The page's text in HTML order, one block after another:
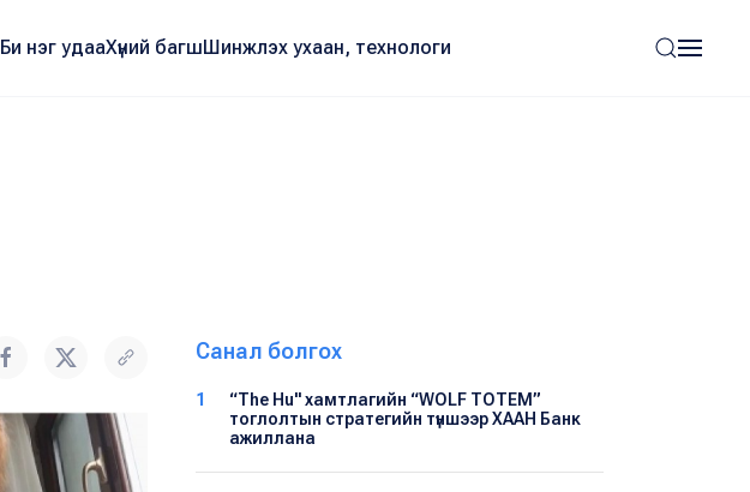
Би нэг удааХүний багшШинжлэх ухаан, технологи
Санал болгох
1
“The Hu" хамтлагийн “WOLF TOTEM”
тоглолтын стратегийн түншээр ХААН Банк
ажиллана